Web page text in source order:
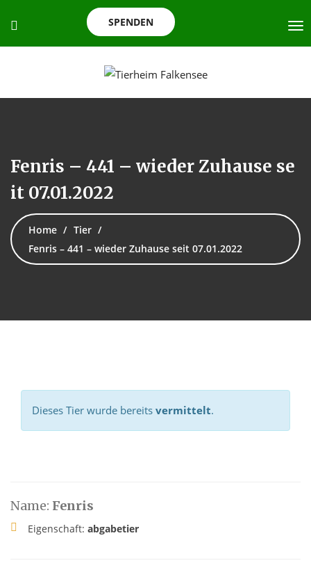
SPENDEN
Fenris – 441 – wieder Zuhause se
it 07.01.2022
Home
Tier
Fenris – 441 – wieder Zuhause seit 07.01.2022
Dieses Tier wurde bereits vermittelt.
Name: Fenris
Eigenschaft: abgabetier